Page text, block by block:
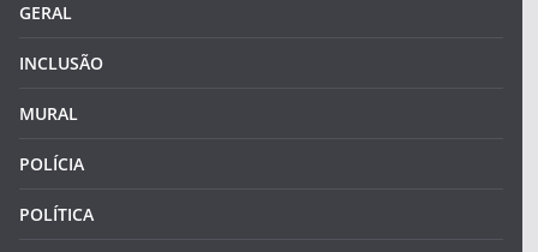
GERAL
INCLUSÃO
MURAL
POLÍCIA
POLÍTICA